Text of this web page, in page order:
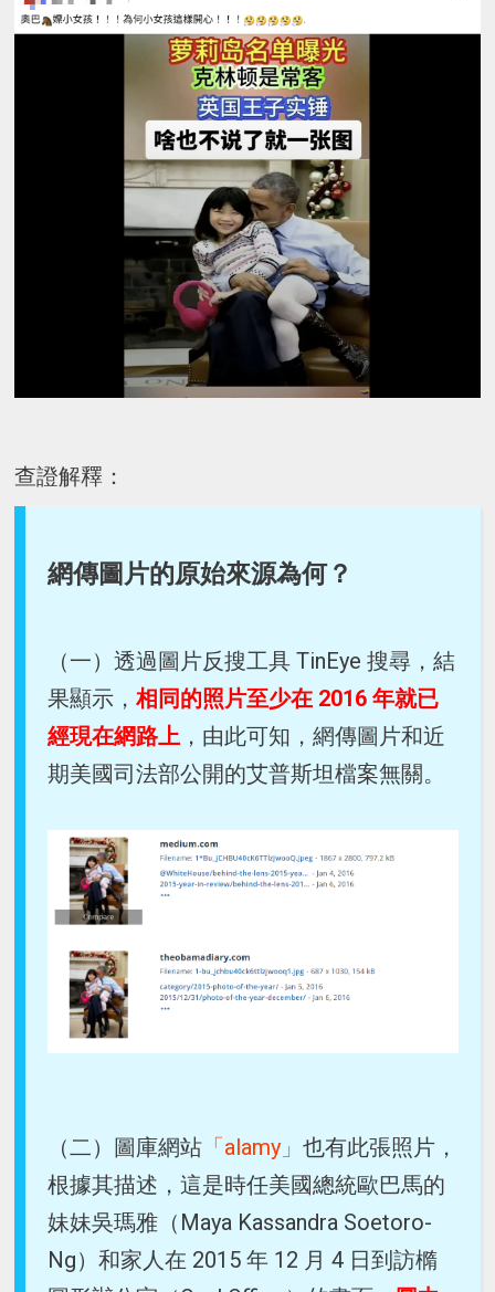
查證解釋：
網傳圖片的原始來源為何？
（一）透過圖片反搜工具 TinEye 搜尋，結
果顯示，相同的照片至少在 2016 年就已
經現在網路上 ，由此可知，網傳圖片和近
期美國司法部公開的艾普斯坦檔案無關。
（二）圖庫網站 「alamy」也有此張照片，
根據其描述，這是時任美國總統歐巴馬的
妹妹吳瑪雅（Maya Kassandra Soetoro-
Ng）和家人在 2015 年 12 月 4 日到訪橢